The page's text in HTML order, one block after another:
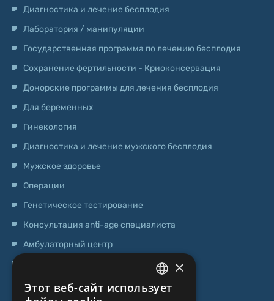
Диагностика и лечение бесплодия
Лаборатория / манипуляции
Государственная программа по лечению бесплодия
Сохранение фертильности - Криоконсервация
Донорские программы для лечения бесплодия
Для беременных
Гинекология
Диагностика и лечение мужского бесплодия
Мужское здоровье
Операции
Генетическое тестирование
Консультация anti-age специалиста
Амбулаторный центр
О НАС LATVIAN
×
Этот веб-сайт использует